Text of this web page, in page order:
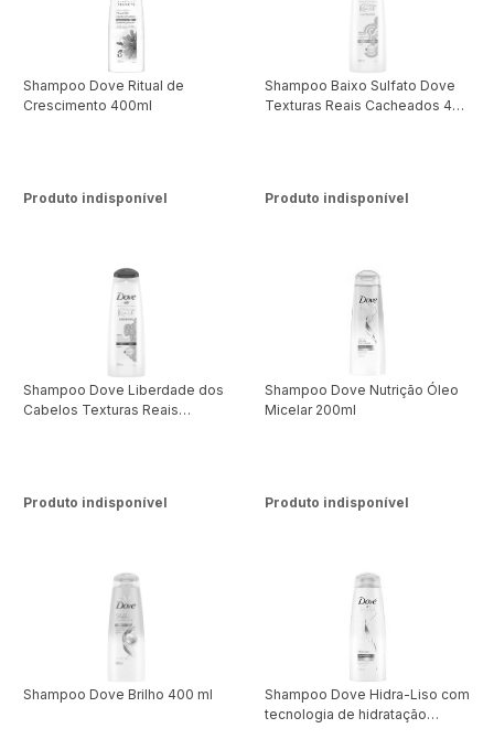
Shampoo Dove Ritual de
Crescimento 400ml
Produto indisponível
Shampoo Baixo Sulfato Dove
Texturas Reais Cacheados 400
Produto indisponível
Shampoo Dove Liberdade dos
Cabelos Texturas Reais
Produto indisponível
Shampoo Dove Nutrição Óleo
Micelar 200ml
Produto indisponível
Shampoo Dove Brilho 400 ml
Shampoo Dove Hidra-Liso com
tecnologia de hidratação